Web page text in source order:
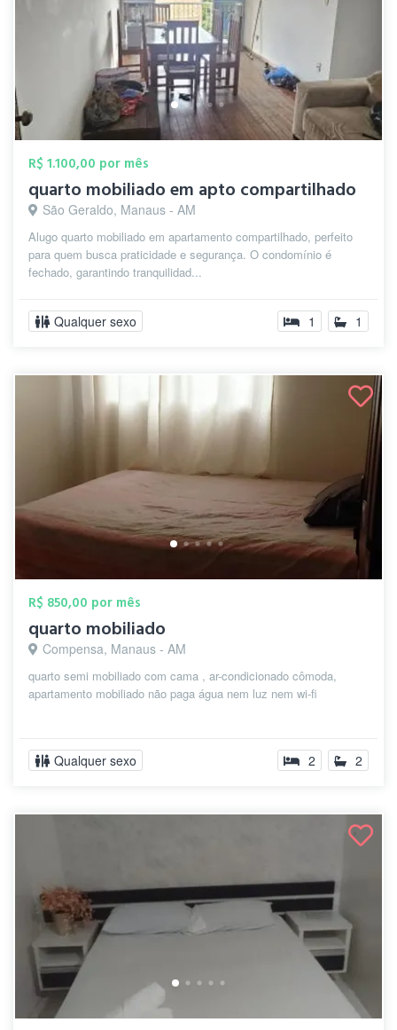
R$ 1.100,00 por mês
quarto mobiliado em apto compartilhado
São Geraldo, Manaus - AM
Alugo quarto mobiliado em apartamento compartilhado, perfeito
para quem busca praticidade e segurança. O condomínio é
fechado, garantindo tranquilidad...
Qualquer sexo 1 1
R$ 850,00 por mês
quarto mobiliado
Compensa, Manaus - AM
quarto semi mobiliado com cama , ar-condicionado cômoda,
apartamento mobiliado não paga água nem luz nem wi-fi
Qualquer sexo 2 2